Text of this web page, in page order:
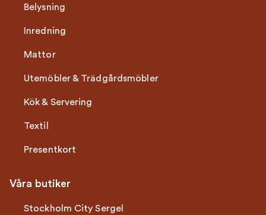
Belysning
Inredning
Mattor
Utemöbler & Trädgårdsmöbler
Kök & Servering
Textil
Presentkort
Våra butiker
Stockholm City Sergel